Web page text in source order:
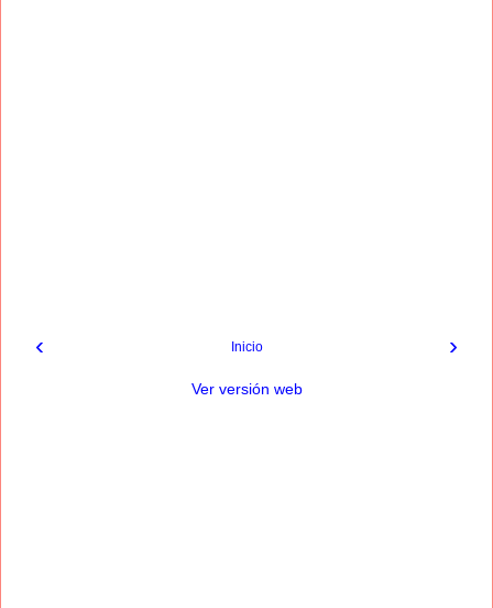
‹ ›
Inicio
Ver versión web